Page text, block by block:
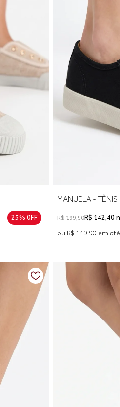
25% 0FF
MANUELA - TÊNIS
R$ 199,90R$ 142,40
ou R$ 149,90 em